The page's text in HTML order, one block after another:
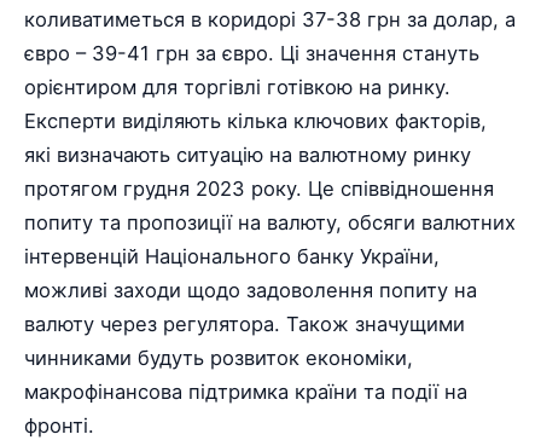
коливатиметься в коридорі 37-38 грн за долар, а
євро – 39-41 грн за євро. Ці значення стануть
орієнтиром для торгівлі готівкою на ринку.
Експерти виділяють кілька ключових факторів,
які визначають ситуацію на валютному ринку
протягом грудня 2023 року. Це співвідношення
попиту та пропозиції на валюту, обсяги валютних
інтервенцій Національного банку України,
можливі заходи щодо задоволення попиту на
валюту через регулятора. Також значущими
чинниками будуть розвиток економіки,
макрофінансова підтримка країни та події на
фронті.